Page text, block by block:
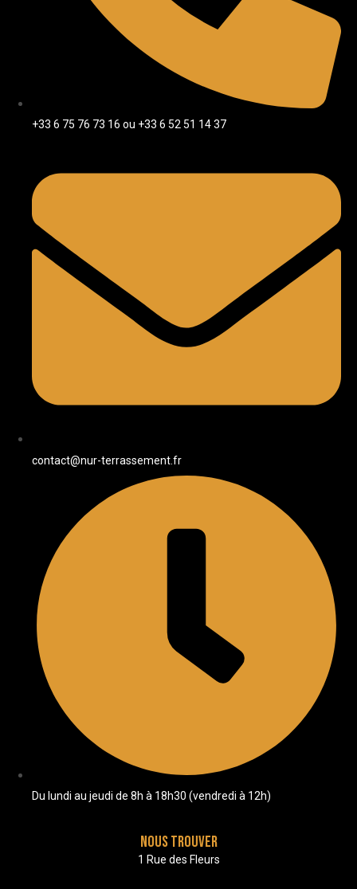
+33 6 75 76 73 16 ou +33 6 52 51 14 37
contact@nur-terrassement.fr
Du lundi au jeudi de 8h à 18h30 (vendredi à 12h)
Nous trouver
1 Rue des Fleurs